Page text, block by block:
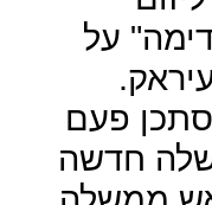
על
פעם
חדשה